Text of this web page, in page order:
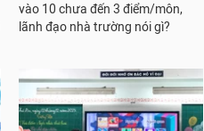
vào 10 chưa đến 3 điểm/môn,
lãnh đạo nhà trường nói gì?